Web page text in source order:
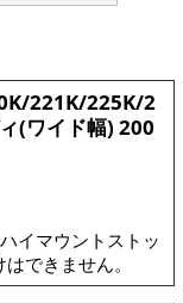
221K/225K/2
(ワイド幅) 200
イマウントストッ
できません。